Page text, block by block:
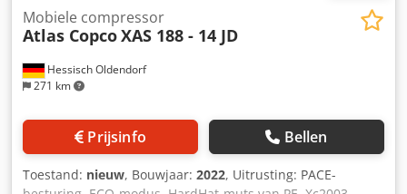
Hessisch Oldendorf
271 km
Mobiele compressor
Atlas CopcoXAS 188 - 14 JD
Prijsinfo Bellen
Toestand: nieuw, Bouwjaar: 2022, Uitrusting: PACE-